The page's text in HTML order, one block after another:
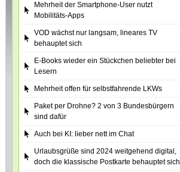
Mehrheit der Smartphone-User nutzt
Mobilitäts-Apps
VOD wächst nur langsam, lineares TV
behauptet sich
E-Books wieder ein Stückchen beliebter bei
Lesern
Mehrheit offen für selbstfahrende LKWs
Paket per Drohne? 2 von 3 Bundesbürgern
sind dafür
Auch bei KI: lieber nett im Chat
Urlaubsgrüße sind 2024 weitgehend digital,
doch die klassische Postkarte behauptet sich